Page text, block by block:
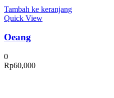
Tambah ke keranjang
Quick View
Oeang
0
Rp60,000